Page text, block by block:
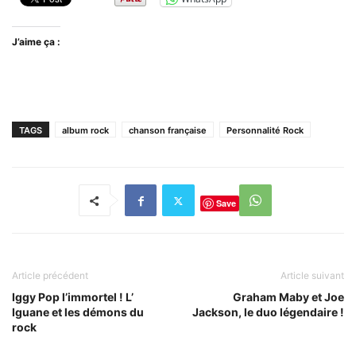
J’aime ça :
TAGS album rock chanson française Personnalité Rock
Save
Article précédent
Iggy Pop l’immortel ! L’
Iguane et les démons du
rock
Article suivant
Graham Maby et Joe
Jackson, le duo légendaire !